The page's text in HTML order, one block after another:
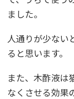
ました。
人通りが少ない
ると思います。
また、木酢液は
なくさせる効果